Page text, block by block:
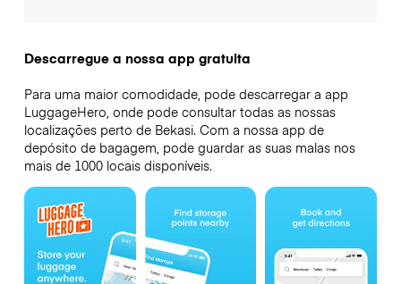
Descarregue a nossa app gratuita
Para uma maior comodidade, pode descarregar a app
LuggageHero, onde pode consultar todas as nossas
localizações perto de Bekasi. Com a nossa app de
depósito de bagagem, pode guardar as suas malas nos
mais de 1000 locais disponíveis.